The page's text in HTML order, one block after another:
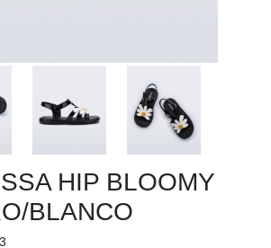
HIP BLOOMY
BLANCO